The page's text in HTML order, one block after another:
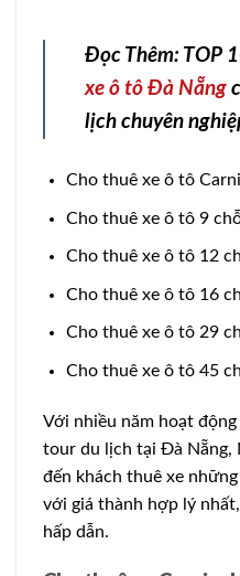
Đọc Thêm: TOP
xe ô tô Đà Nẵng
lịch chuyên
Cho thuê xe ô tô
Cho thuê xe ô tô 9
Cho thuê xe ô tô 12
Cho thuê xe ô tô 16
Cho thuê xe ô tô 29
Cho thuê xe ô tô 45
Với nhiều năm hoạt
tour du lịch tại Đà Nẵng,
đến khách thuê xe
với giá thành hợp lý
hấp dẫn.